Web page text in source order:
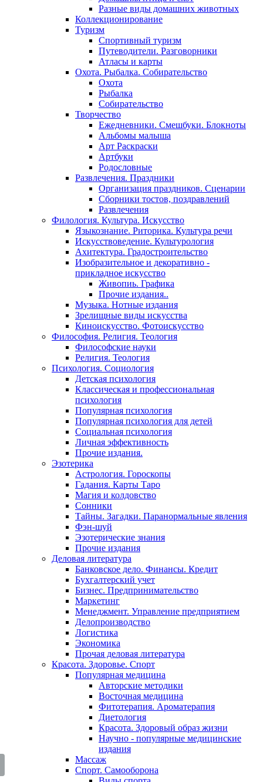
Разные виды домашних животных
Коллекционирование
Туризм
Спортивный туризм
Путеводители. Разговорники
Атласы и карты
Охота. Рыбалка. Собирательство
Охота
Рыбалка
Собирательство
Творчество
Ежедневники. Смешбуки. Блокноты
Альбомы малыша
Арт Раскраски
Артбуки
Родословные
Развлечения. Праздники
Организация праздников. Сценарии
Сборники тостов, поздравлений
Развлечения
Филология. Культура. Искусство
Языкознание. Риторика. Культура речи
Искусствоведение. Культурология
Ахитектура. Градостроительство
Изобразительное и декоративно -
прикладное искусство
Живопиь. Графика
Прочие издания..
Музыка. Нотные издания
Зрелищные виды искусства
Киноискусство. Фотоискусство
Философия. Религия. Теология
Философские науки
Религия. Теология
Психология. Социология
Детская психология
Классическая и профессиональная
психология
Популярная психология
Популярная психология для детей
Социальная психология
Личная эффективность
Прочие издания.
Эзотерика
Астрология. Гороскопы
Гадания. Карты Таро
Магия и колдовство
Сонники
Тайны. Загадки. Паранормальные явления
Фэн-шуй
Эзотерические знания
Прочие издания
Деловая литература
Банковское дело. Финансы. Кредит
Бухгалтерский учет
Бизнес. Предпринимательство
Маркетинг
Менеджмент. Управление предприятием
Делопроизводство
Логистика
Экономика
Прочая деловая литература
Красота. Здоровье. Спорт
Популярная медицина
Авторские методики
Восточная медицина
Фитотерапия. Ароматерапия
Диетология
Красота. Здоровый образ жизни
Научно - популярные медицинские
издания
Массаж
Спорт. Самооборона